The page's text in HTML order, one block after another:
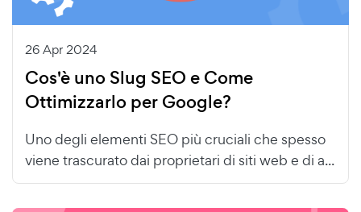
26 Apr 2024
Cos'è uno Slug SEO e Come
Ottimizzarlo per Google?
Uno degli elementi SEO più cruciali che spesso
viene trascurato dai proprietari di siti web e di a...